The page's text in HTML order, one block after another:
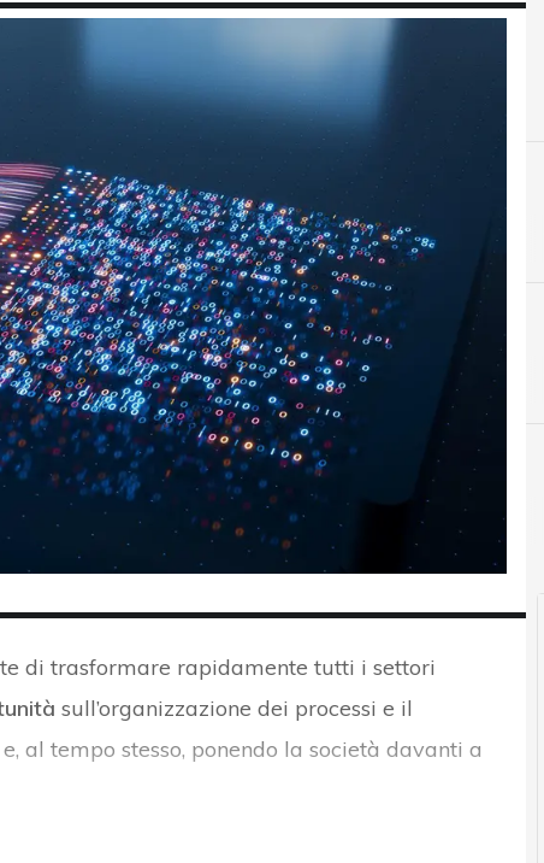
di trasformare rapidamente tutti i settori
sull’organizzazione dei processi e il
al tempo stesso, ponendo la società davanti a
A